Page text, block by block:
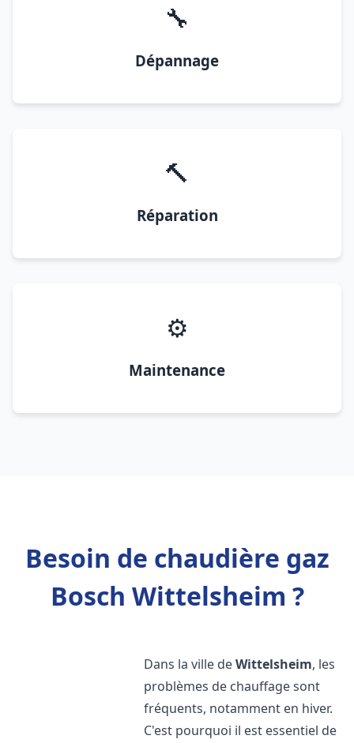
🔧
Dépannage
🔨
Réparation
⚙️
Maintenance
Besoin de chaudière gaz
Bosch Wittelsheim ?
Dans la ville deWittelsheim, les
problèmes de chauffage sont
fréquents, notamment en hiver.
C'est pourquoi il est essentiel de